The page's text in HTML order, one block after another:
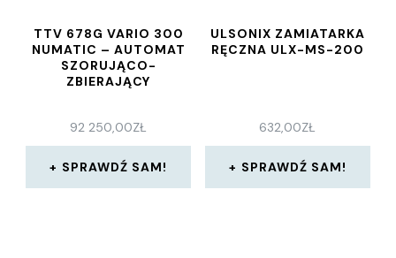
TTV 678G VARIO 300
NUMATIC – AUTOMAT
SZORUJĄCO-
ZBIERAJĄCY
92 250,00ZŁ
SPRAWDŹ SAM!
ULSONIX ZAMIATARKA
RĘCZNA ULX-MS-200
632,00ZŁ
SPRAWDŹ SAM!